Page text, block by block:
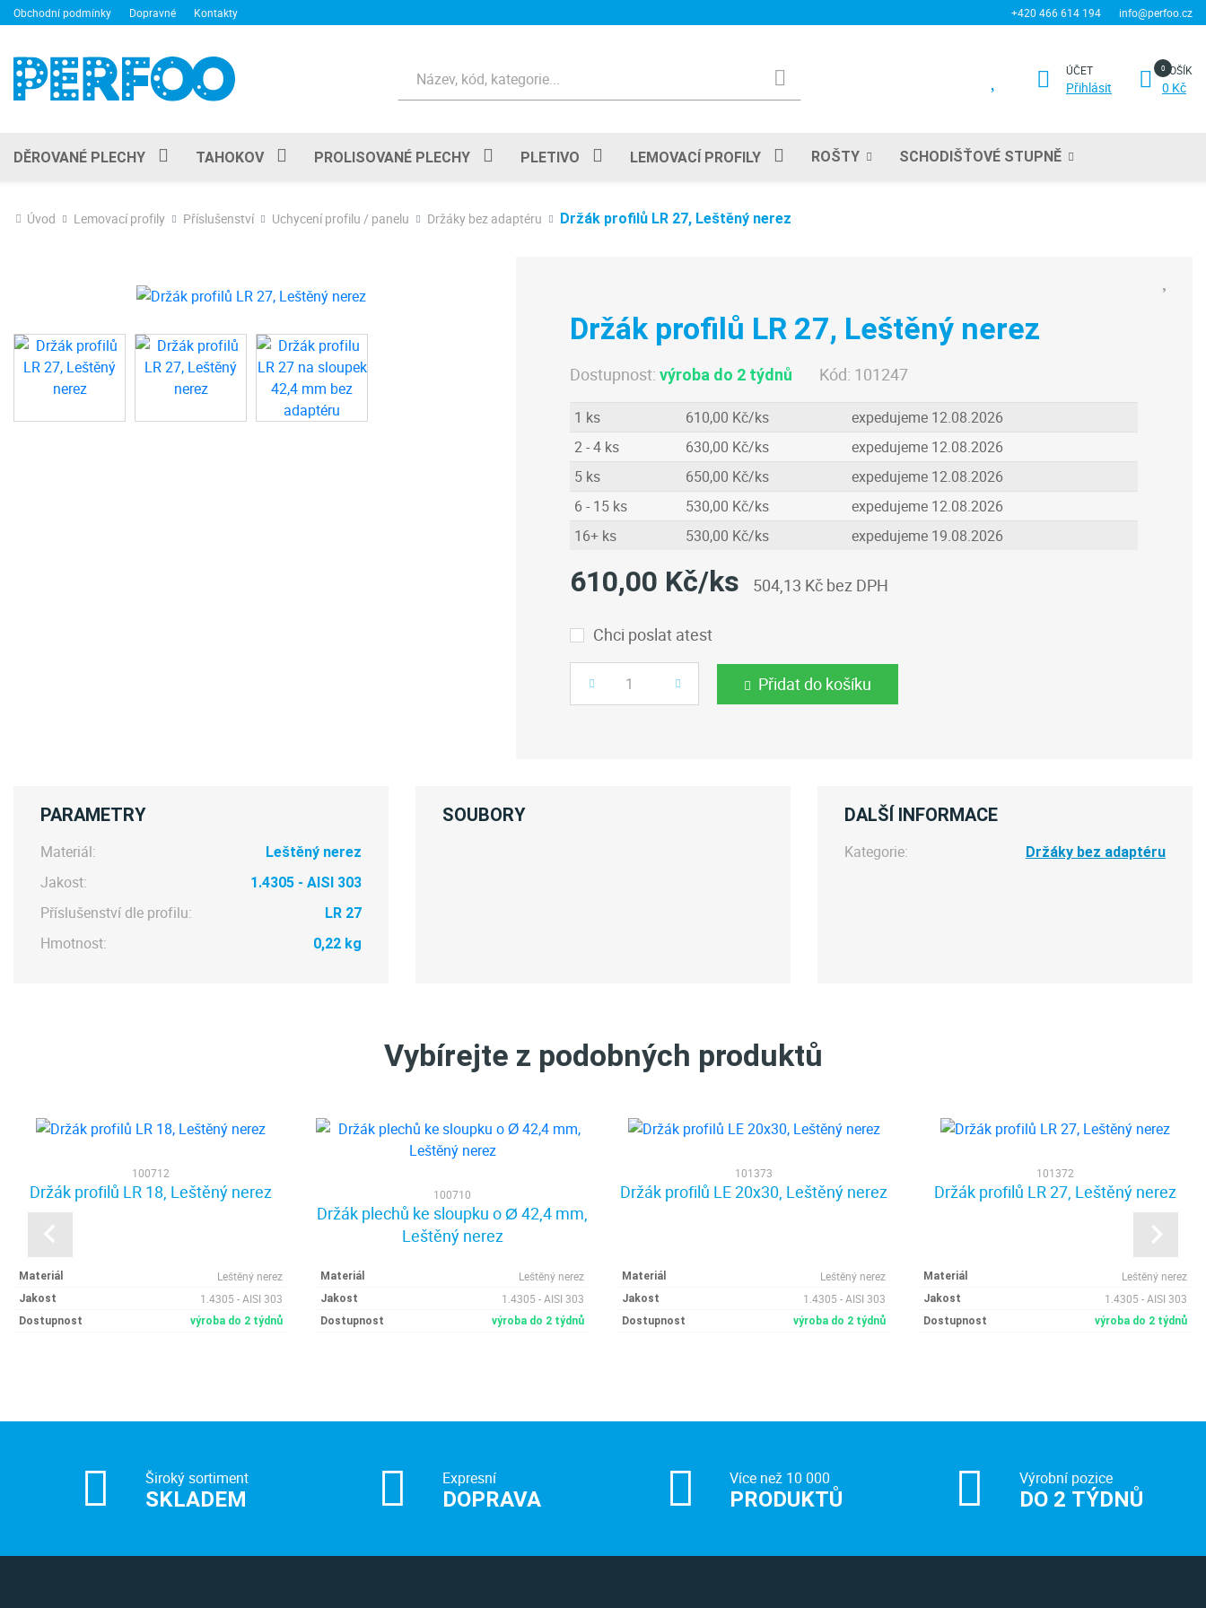
Obchodní podmínky Dopravné Kontakty +420 466 614 194 info@perfoo.cz
ÚČET
Přihlásit
KOŠÍK
0 Kč
DĚROVANÉ PLECHY TAHOKOV PROLISOVANÉ PLECHY PLETIVO LEMOVACÍ PROFILY ROŠTY SCHODIŠŤOVÉ STUPNĚ
Úvod Lemovací profily Příslušenství Uchycení profilu / panelu Držáky bez adaptéru Držák profilů LR 27, Leštěný nerez
Držák profilů LR 27, Leštěný nerez
Dostupnost: výroba do 2 týdnů Kód: 101247
1 ks 610,00 Kč/ks
expedujeme 12.08.2026
2 - 4 ks
630,00 Kč/ks
expedujeme 12.08.2026
5 ks
650,00 Kč/ks
expedujeme 12.08.2026
6 - 15 ks
530,00 Kč/ks
expedujeme 12.08.2026
16+ ks
530,00 Kč/ks expedujeme 19.08.2026
610,00 Kč/ks 504,13 Kč bez DPH
Chci poslat atest
Počet Přidat do košíku
PARAMETRY
Materiál: Leštěný nerez
Jakost: 1.4305 - AISI 303
Příslušenství dle profilu: LR 27
Hmotnost: 0,22 kg
SOUBORY DALŠÍ INFORMACE
Kategorie: Držáky bez adaptéru
Vybírejte z podobných produktů
100712
Držák profilů LR 18, Leštěný nerez
Materiál Leštěný nerez
Jakost 1.4305 - AISI 303
Dostupnost výroba do 2 týdnů
100710
Držák plechů ke sloupku o Ø 42,4 mm,
Leštěný nerez
Materiál Leštěný nerez
Jakost 1.4305 - AISI 303
Dostupnost výroba do 2 týdnů
101373
Držák profilů LE 20x30, Leštěný nerez
Materiál Leštěný nerez
Jakost 1.4305 - AISI 303
Dostupnost výroba do 2 týdnů
101372
Držák profilů LR 27, Leštěný nerez
Materiál Leštěný nerez
Jakost 1.4305 - AISI 303
Dostupnost výroba do 2 týdnů
Široký sortiment
SKLADEM
Expresní
DOPRAVA
Více než 10 000
PRODUKTŮ
Výrobní pozice
DO 2 TÝDNŮ